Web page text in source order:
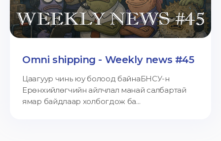
Omni shipping - Weekly news #45
Цаагуур чинь юу болоод байнаБНСУ-н
Ерөнхийлөгчийн айлчлал манай салбартай
ямар байдлаар холбогдож ба...